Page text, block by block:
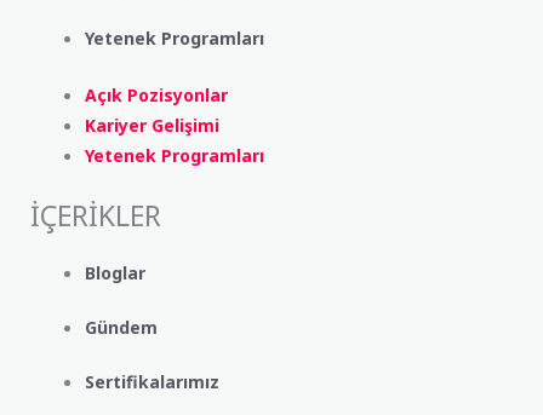
Yetenek Programları
Açık Pozisyonlar
Kariyer Gelişimi
Yetenek Programları
İÇERİKLER
Bloglar
Gündem
Sertifikalarımız